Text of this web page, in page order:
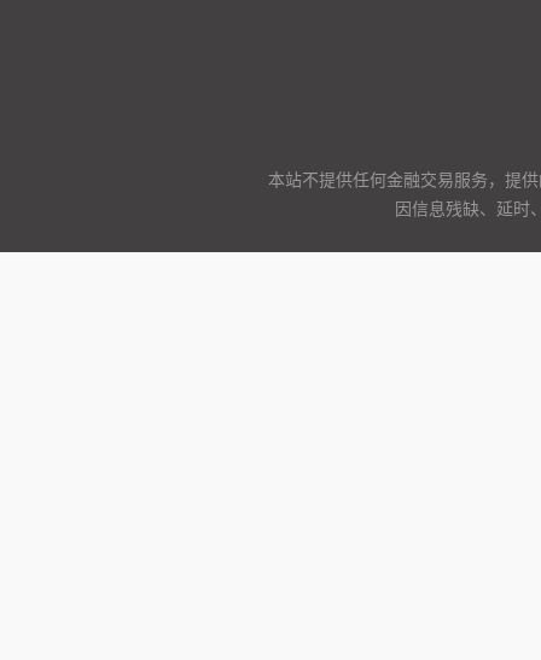
本站不提供任何金融交易服务，提
因信息残缺、延时